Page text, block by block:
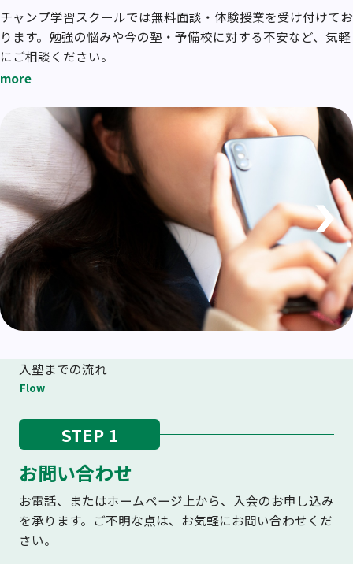
チャンプ学習スクールでは無料面談・体験授業を受け付けてお
ります。勉強の悩みや今の塾・予備校に対する不安など、気軽
にご相談ください。
more
入塾までの流れ
Flow
STEP 1
お問い合わせ
お電話、またはホームページ上から、入会のお申し込み
を承ります。ご不明な点は、お気軽にお問い合わせくだ
さい。